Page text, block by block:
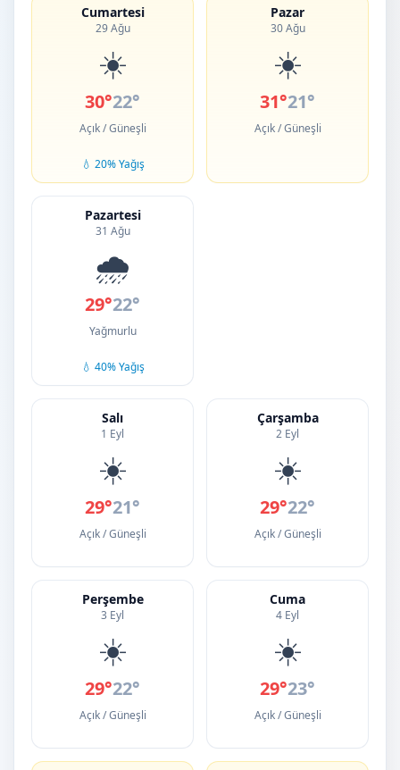
Cumartesi
29 Ağu
☀️
30°22°
Açık / Güneşli
💧 20% Yağış
Pazar
30 Ağu
☀️
31°21°
Açık / Güneşli
Pazartesi
31 Ağu
🌧️
29°22°
Yağmurlu
💧 40% Yağış
Salı
1 Eyl
☀️
29°21°
Açık / Güneşli
Çarşamba
2 Eyl
☀️
29°22°
Açık / Güneşli
Perşembe
3 Eyl
☀️
29°22°
Açık / Güneşli
Cuma
4 Eyl
☀️
29°23°
Açık / Güneşli